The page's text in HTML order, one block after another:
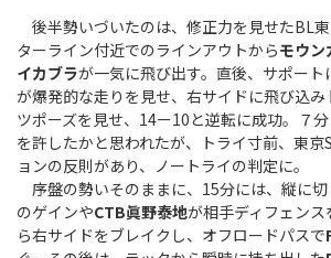
後半勢いづいたのは、修正力を見せたBL
ターライン付近でのラインアウトからモウン
イカブラが一気に飛び出す。直後、サポート
が爆発的な走りを見せ、右サイドに飛び込み
ツポーズを見せ、14ー10と逆転に成功。７
を許したかと思われたが、トライ寸前、東京
ョンの反則があり、ノートライの判定に。
序盤の勢いそのままに、15分には、縦に切
のゲインやCTB眞野泰地が相手ディフェン
ら右サイドをブレイクし、オフロードパスで